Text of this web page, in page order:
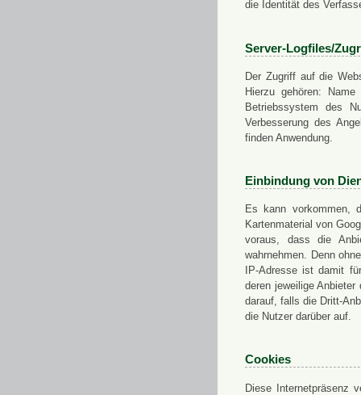
die Identität des
Server-Logfiles/
Der Zugriff auf die
Hierzu gehören:
Betriebssystem des
Verbesserung des
finden Anwendung.
Einbindung von
Es kann vorkommen,
Kartenmaterial von
voraus, dass die
wahrnehmen. Denn
IP-Adresse ist damit
deren jeweilige
darauf, falls die Dritt-
die Nutzer darüber auf.
Cookies
Diese Internetpräsenz